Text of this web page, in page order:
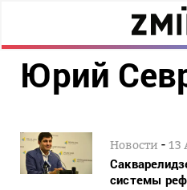
Юрий
Новости -13
системы